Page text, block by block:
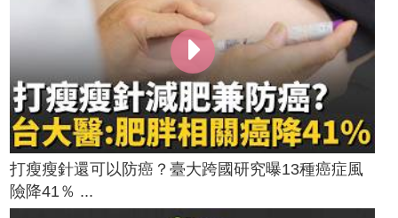
打瘦瘦針還可以防癌？臺大跨國研究曝13種癌症風
險降41％ ...